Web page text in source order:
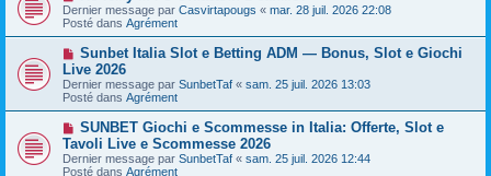
s
a
g
e
u
m
e
s
s
a
g
e
o
u
v
e
a
u
m
e
s
s
a
g
e
Dernier message par Casvirtapougs « mar. 28 juil. 2026 22:08
Posté dans Agrément
N
u
v
e
a
u
m
e
s
Sunbet Italia Slot e Betting ADM — Bonus, Slot e Giochi
Live 2026
Dernier message par SunbetTaf « sam. 25 juil. 2026 13:03
Posté dans Agrément
N
u
v
SUNBET Giochi e Scommesse in Italia: Offerte, Slot e
Tavoli Live e Scommesse 2026
Dernier message par SunbetTaf « sam. 25 juil. 2026 12:44
Posté dans Agrément